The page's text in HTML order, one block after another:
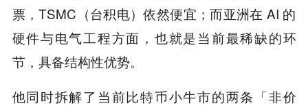
票，TSMC（台积电）依然便宜；而亚洲在 AI 的
硬件与电气工程方面，也就是当前最稀缺的环
节，具备结构性优势。
他同时拆解了当前比特币小牛市的两条「非价